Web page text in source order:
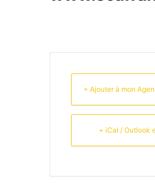
+ Ajouter à mon
+ iCal / Outlook